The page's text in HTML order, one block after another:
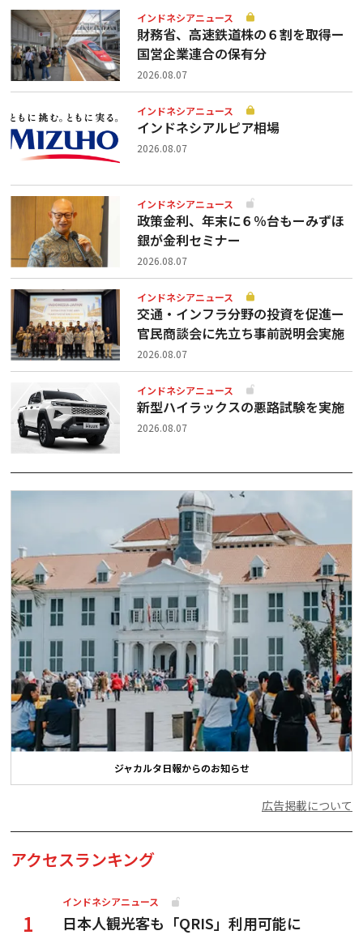
インドネシアニュース
財務省、高速鉄道株の６割を取得ー
国営企業連合の保有分
2026.08.07
インドネシアニュース
インドネシアルピア相場
2026.08.07
インドネシアニュース
政策金利、年末に６％台もーみずほ
銀が金利セミナー
2026.08.07
インドネシアニュース
交通・インフラ分野の投資を促進ー
官民商談会に先立ち事前説明会実施
2026.08.07
インドネシアニュース
新型ハイラックスの悪路試験を実施
2026.08.07
ジャカルタ日報からのお知らせ
広告掲載について
アクセスランキング
インドネシアニュース
日本人観光客も「QRIS」利用可能に